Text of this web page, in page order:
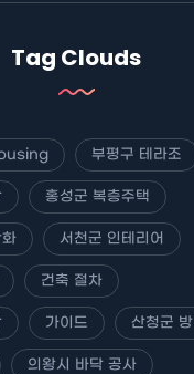
Tag Clouds
부평구 테라조
홍성군 복층주택
서천군 인테리어
건축 절차
가이드 산청군
의왕시 바닥 공사